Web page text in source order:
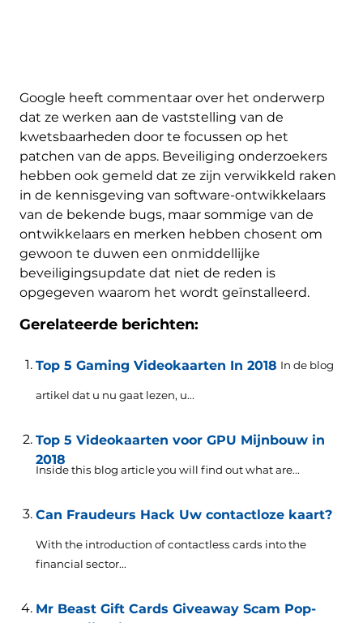
Google heeft commentaar over het onderwerp
dat ze werken aan de vaststelling van de
kwetsbaarheden door te focussen op het
patchen van de apps. Beveiliging onderzoekers
hebben ook gemeld dat ze zijn verwikkeld raken
in de kennisgeving van software-ontwikkelaars
van de bekende bugs, maar sommige van de
ontwikkelaars en merken hebben chosent om
gewoon te duwen een onmiddellijke
beveiligingsupdate dat niet de reden is
opgegeven waarom het wordt geïnstalleerd.
Gerelateerde berichten:
Top 5 Gaming Videokaarten In 2018 In de blog
artikel dat u nu gaat lezen, u...
Top 5 Videokaarten voor GPU Mijnbouw in
2018
Inside this blog article you will find out what are...
Can Fraudeurs Hack Uw contactloze kaart?
With the introduction of contactless cards into the
financial sector...
Mr Beast Gift Cards Giveaway Scam Pop-